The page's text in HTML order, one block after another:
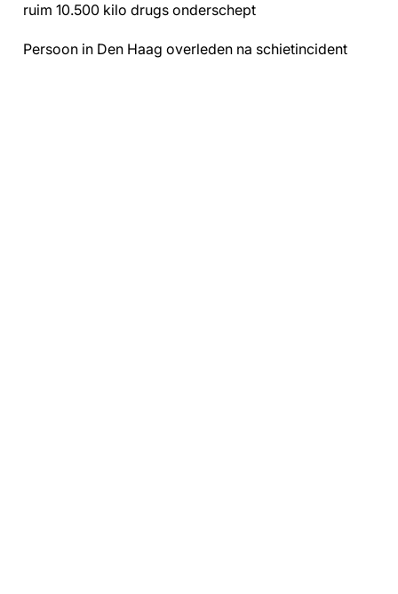
ruim 10.500 kilo drugs onderschept
Persoon in Den Haag overleden na schietincident